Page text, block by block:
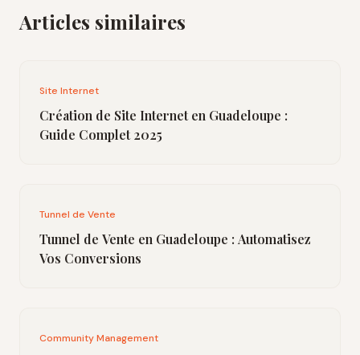
Articles similaires
Site Internet
Création de Site Internet en Guadeloupe :
Guide Complet 2025
Tunnel de Vente
Tunnel de Vente en Guadeloupe : Automatisez
Vos Conversions
Community Management